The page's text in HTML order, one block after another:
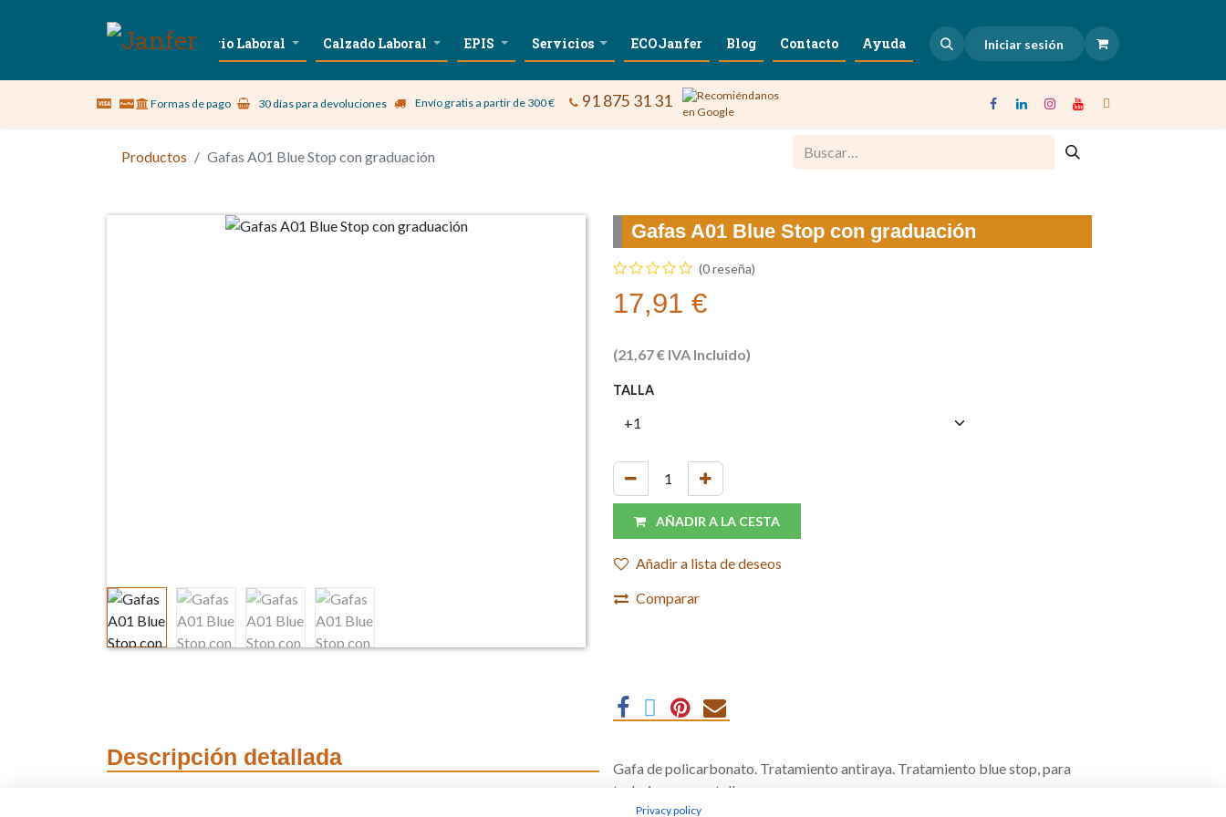
Sobre nosotros Vestuario Laboral Calzado Laboral EPIS Servicios ECOJanfer Blog Contacto Ayuda Iniciar sesión
Formas de pago 30 días para devoluciones Envío gratis a partir de 300 € 91 875 31 31
Productos Gafas A01 Blue Stop con graduación
Gafas A01 Blue Stop con graduación
(0 reseña)
17,91 €
(21,67€ IVA Incluido)
TALLA
AÑADIR A LA CESTA
Añadir a lista de deseos
Comparar
Descripción detallada
Gafa de policarbonato. Tratamiento antiraya. Tratamiento blue stop, para
trabajar con pantallas.
Privacy policy